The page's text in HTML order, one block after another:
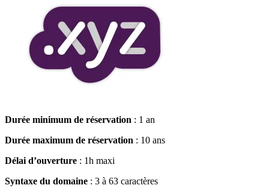
Durée minimum de réservation : 1 an
Durée maximum de réservation : 10 ans
Délai d’ouverture : 1h maxi
Syntaxe du domaine : 3 à 63 caractères